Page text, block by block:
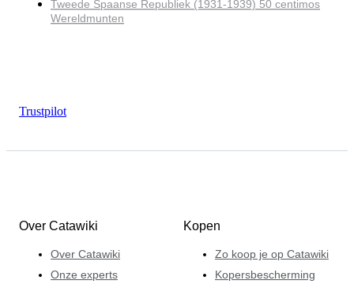
Tweede Spaanse Republiek (1931-1939) 50 centimos
Wereldmunten
Trustpilot
Over Catawiki
Over Catawiki
Onze experts
Kopen
Zo koop je op Catawiki
Kopersbescherming